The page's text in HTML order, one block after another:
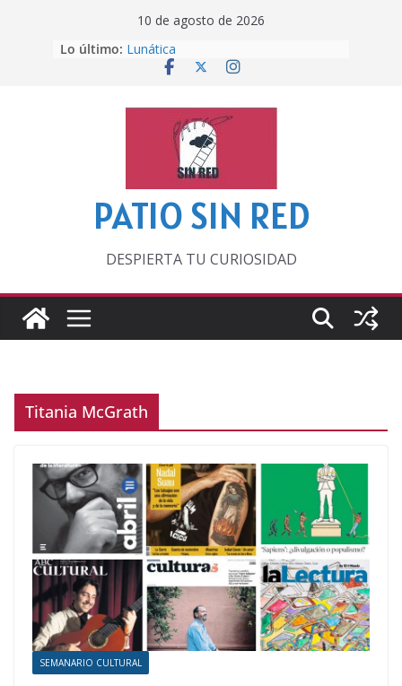
10 de agosto de 2026
Lo último: Lunática
Pero, hasta entonces…
‘La broma infinita’ de recomendar
lecturas veraniegas
Otra del Mundial
PATIO SIN RED
DESPIERTA TU CURIOSIDAD
Titania McGrath
SEMANARIO CULTURAL